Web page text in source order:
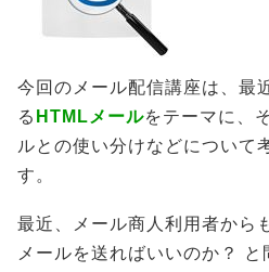
今回のメール配信講座は、最
る HTMLメールをテーマに、
ルとの使い分けなどについて
す。
最近、メール商人利用者から
メールを送ればいいのか？ と